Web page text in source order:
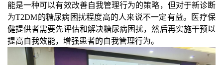
能是一种可以有效改善自我管理行为的策略，但对于新诊断
为T2DM的糖尿病困扰程度高的人来说不一定有益。医疗保
健提供者需要先评估和解决糖尿病困扰，然后再实施干预以
提高自我效能，增强患者的自我管理行为。